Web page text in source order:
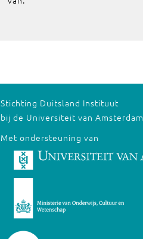
Stichting Duitsland Instituut
bij de Universiteit van Amsterdam
Met ondersteuning van